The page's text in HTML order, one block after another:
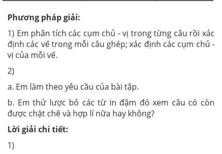
Phương pháp giải:
1) Em phân tích các cụm chủ - vị trong từng câu rồi xác
định các vế trong mỗi câu ghép; xác định các cụm chủ -
vị của mỗi vế.
2)
a. Em làm theo yêu cầu của bài tập.
b. Em thử lược bỏ các từ in đậm đó xem câu có còn
được chặt chẽ và hợp lí nữa hay không?
Lời giải chi tiết:
1)